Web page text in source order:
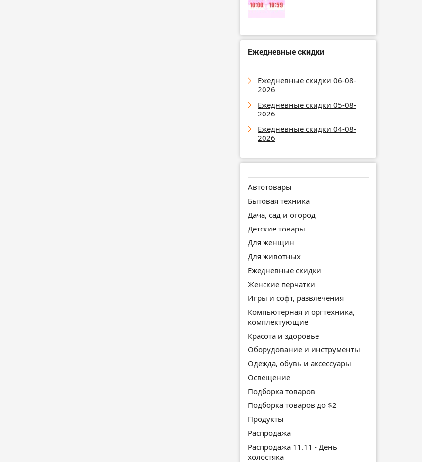
Ежедневные скидки
Ежедневные скидки 06-08-
2026
Ежедневные скидки 05-08-
2026
Ежедневные скидки 04-08-
2026
Автотовары
Бытовая техника
Дача, сад и огород
Детские товары
Для женщин
Для животных
Ежедневные скидки
Женские перчатки
Игры и софт, развлечения
Компьютерная и оргтехника,
комплектующие
Красота и здоровье
Оборудование и инструменты
Одежда, обувь и аксессуары
Освещение
Подборка товаров
Подборка товаров до $2
Продукты
Распродажа
Распродажа 11.11 - День
холостяка